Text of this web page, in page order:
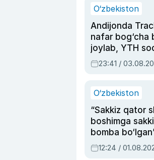
O‘zbekiston
Andijonda
nafar bog‘cha
joylab, YTH
ayolga sud
23:41 /
O‘zbekiston
“Sakkiz qator
boshimga
bomba
Oripovni
ayblovlardan
12:24 /